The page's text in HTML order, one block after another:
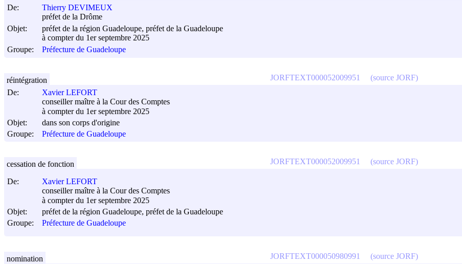
De:
Thierry DEVIMEUX
préfet de la Drôme
Objet:
préfet de la région Guadeloupe, préfet de la Guadeloupe
à compter du 1er septembre 2025
Groupe:
Préfecture de Guadeloupe
De:
Xavier LEFORT
conseiller maître à la Cour des Comptes
à compter du 1er septembre 2025
Objet:
dans son corps d'origine
Groupe:
Préfecture de Guadeloupe
JORFTEXT000052009951 (source JORF)
réintégration
De:
Xavier LEFORT
conseiller maître à la Cour des Comptes
à compter du 1er septembre 2025
Objet:
préfet de la région Guadeloupe, préfet de la Guadeloupe
Groupe:
Préfecture de Guadeloupe
JORFTEXT000052009951 (source JORF)
cessation de fonction
JORFTEXT000050980991 (source JORF)
nomination